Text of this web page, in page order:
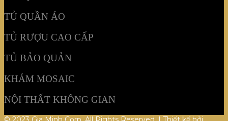
TỦ QUẦN ÁO
TỦ RƯỢU CAO CẤP
TỦ BẢO QUẢN
KHẢM MOSAIC
NỘI THẤT KHÔNG GIAN